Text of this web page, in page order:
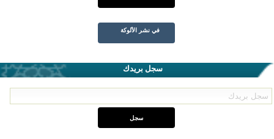
في نشر الألوكة
سجل بريدك